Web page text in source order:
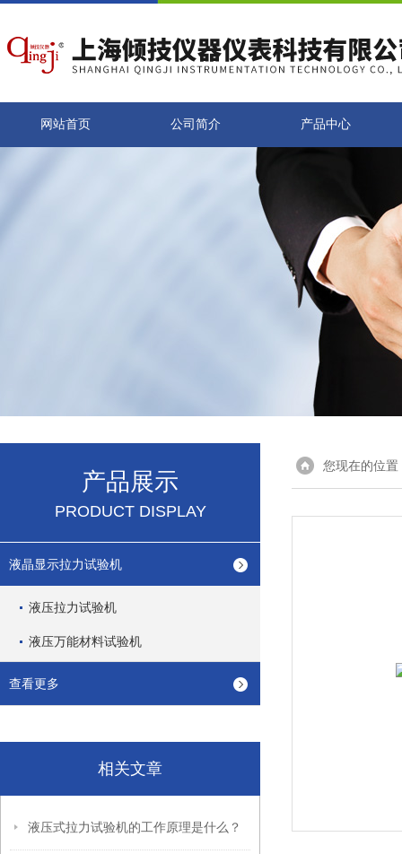
网站首页 公司简介 产品中心
产品展示
PRODUCT DISPLAY
液晶显示拉力试验机
液压拉力试验机
液压万能材料试验机
查看更多
相关文章
液压式拉力试验机的工作原理是什么？
您现在的位置